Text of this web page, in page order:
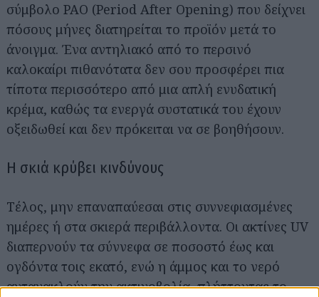
σύμβολο PAO (Period After Opening) που δείχνει
πόσους μήνες διατηρείται το προϊόν μετά το
άνοιγμα. Ένα αντηλιακό από το περσινό
καλοκαίρι πιθανότατα δεν σου προσφέρει πια
τίποτα περισσότερο από μια απλή ενυδατική
κρέμα, καθώς τα ενεργά συστατικά του έχουν
οξειδωθεί και δεν πρόκειται να σε βοηθήσουν.
Η σκιά κρύβει κινδύνους
Τέλος, μην επαναπαύεσαι στις συννεφιασμένες
ημέρες ή στα σκιερά περιβάλλοντα. Οι ακτίνες UV
διαπερνούν τα σύννεφα σε ποσοστό έως και
ογδόντα τοις εκατό, ενώ η άμμος και το νερό
αντανακλούν την ακτινοβολία, πλήττοντας το
για...